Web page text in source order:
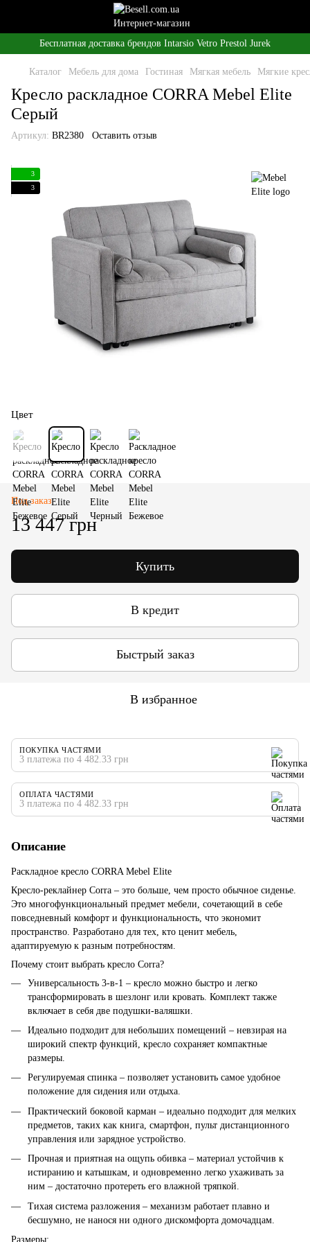
Бесплатная доставка брендов Intarsio Vetro Prestol Jurek
Каталог Мебель для дома Гостиная Мягкая мебель Мягкие
Кресло раскладное CORRA Mebel Elite
Серый
Артикул: BR2380 Оставить отзыв
3
3
Цвет
Под заказ
13 447 грн
Купить
В кредит
Быстрый заказ
В избранное
ПОКУПКА ЧАСТЯМИ
3 платежа по 4 482.33 грн
ОПЛАТА ЧАСТЯМИ
3 платежа по 4 482.33 грн
Описание
Раскладное кресло CORRA Mebel Elite
Кресло-реклайнер Corra – это больше, чем просто обычное сиденье.
Это многофункциональный предмет мебели, сочетающий в себе
повседневный комфорт и функциональность, что экономит
пространство. Разработано для тех, кто ценит мебель,
адаптируемую к разным потребностям.
Почему стоит выбрать кресло Corra?
Универсальность 3-в-1 – кресло можно быстро и легко
трансформировать в шезлонг или кровать. Комплект также
включает в себя две подушки-валяшки.
Идеально подходит для небольших помещений – невзирая на
широкий спектр функций, кресло сохраняет компактные
размеры.
Регулируемая спинка – позволяет установить самое удобное
положение для сидения или отдыха.
Практический боковой карман – идеально подходит для мелких
предметов, таких как книга, смартфон, пульт дистанционного
управления или зарядное устройство.
Прочная и приятная на ощупь обивка – материал устойчив к
истиранию и катышкам, и одновременно легко ухаживать за
ним – достаточно протереть его влажной тряпкой.
Тихая система разложения – механизм работает плавно и
бесшумно, не нанося ни одного дискомфорта домочадцам.
Размеры: